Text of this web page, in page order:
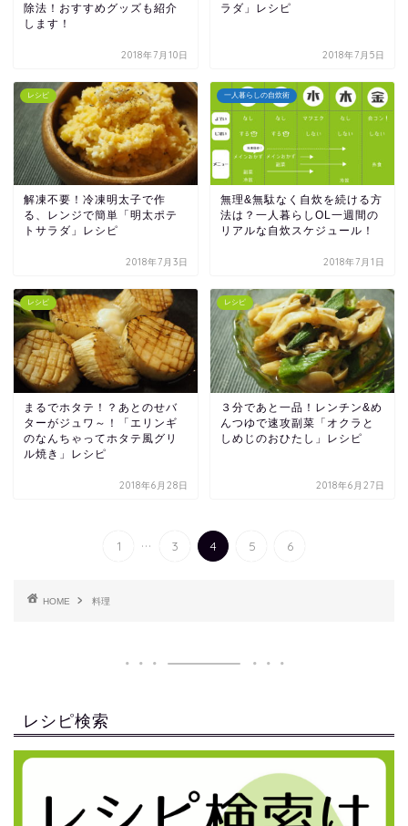
除法！おすすめグッズも紹介
します！
2018年7月10日
ラダ」レシピ
2018年7月5日
レシピ
解凍不要！冷凍明太子で作
る、レンジで簡単「明太ポテ
トサラダ」レシピ
2018年7月3日
一人暮らしの自炊術
無理&無駄なく自炊を続ける方
法は？一人暮らしOL一週間の
リアルな自炊スケジュール！
2018年7月1日
レシピ
まるでホタテ！？あとのせバ
ターがジュワ～！「エリンギ
のなんちゃってホタテ風グリ
ル焼き」レシピ
2018年6月28日
レシピ
３分であと一品！レンチン&め
んつゆで速攻副菜「オクラと
しめじのおひたし」レシピ
2018年6月27日
1 ... 3 4 5 6
HOME 料理
レシピ検索